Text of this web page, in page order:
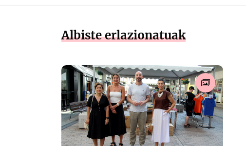
Albiste erlazionatuak